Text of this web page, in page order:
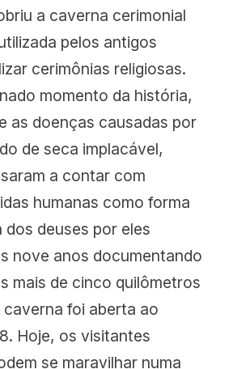
a caverna cerimonial
pelos antigos
cerimônias religiosas.
momento da história,
as doenças causadas por
de seca implacável,
a contar com
humanas como forma
dos deuses por eles
nove anos documentando
mais de cinco quilômetros
foi aberta ao
Hoje, os visitantes
se maravilhar numa